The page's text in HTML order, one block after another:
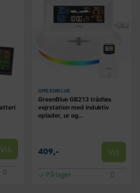
Vis
GREENBLUE
GreenBlue GB213 trådløs
vejrstation med induktiv
oplader, ur og
409,- Vis
På lager